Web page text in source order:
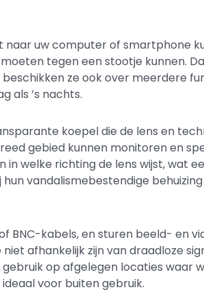
naar uw computer of smartphone
tegen een stootje kunnen.
ze ook over meerdere
als ’s nachts.
koepel die de lens en
gebied kunnen monitoren en
welke richting de lens wijst, wat
vandalismebestendige
BNC-kabels, en sturen beeld- en
afhankelijk zijn van draadloze
op afgelegen locaties waar
voor buiten gebruik.